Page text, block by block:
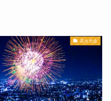
花火大会